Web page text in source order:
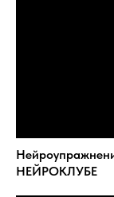
НЕЙРОКЛУБЕ